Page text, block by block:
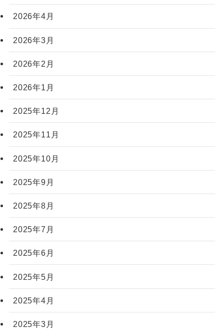
2026年4月
2026年3月
2026年2月
2026年1月
2025年12月
2025年11月
2025年10月
2025年9月
2025年8月
2025年7月
2025年6月
2025年5月
2025年4月
2025年3月